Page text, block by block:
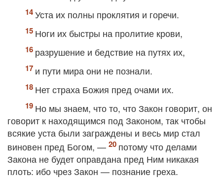
Уста их полны проклятия и горечи.
Ноги их быстры на пролитие крови,
разрушение и бедствие на путях их,
и пути мира они не познали.
Нет страха Божия пред очами их.
Но мы знаем, что то, что Закон говорит, он
говорит к находящимся под Законом, так чтобы
всякие уста были заграждены и весь мир стал
виновен пред Богом, —
потому что делами
Закона не будет оправдана пред Ним никакая
плоть: ибо чрез Закон — познание греха.